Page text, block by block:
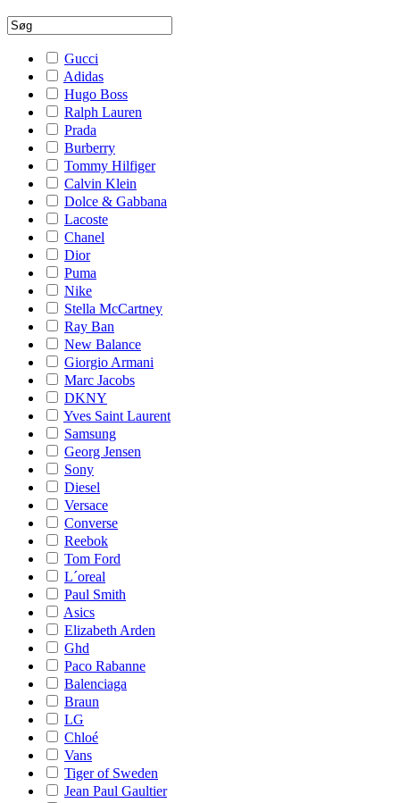
Gucci
Adidas
Hugo Boss
Ralph Lauren
Prada
Burberry
Tommy Hilfiger
Calvin Klein
Dolce & Gabbana
Lacoste
Chanel
Dior
Puma
Nike
Stella McCartney
Ray Ban
New Balance
Giorgio Armani
Marc Jacobs
DKNY
Yves Saint Laurent
Samsung
Georg Jensen
Sony
Diesel
Versace
Converse
Reebok
Tom Ford
L´oreal
Paul Smith
Asics
Elizabeth Arden
Ghd
Paco Rabanne
Balenciaga
Braun
LG
Chloé
Vans
Tiger of Sweden
Jean Paul Gaultier